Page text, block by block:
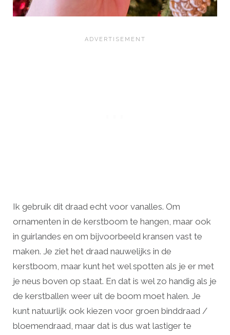
Ik gebruik dit draad echt voor vanalles. Om
ornamenten in de kerstboom te hangen, maar ook
in guirlandes en om bijvoorbeeld kransen vast te
maken. Je ziet het draad nauwelijks in de
kerstboom, maar kunt het wel spotten als je er met
je neus boven op staat. En dat is wel zo handig als je
de kerstballen weer uit de boom moet halen. Je
kunt natuurlijk ook kiezen voor groen binddraad /
bloemendraad, maar dat is dus wat lastiger te